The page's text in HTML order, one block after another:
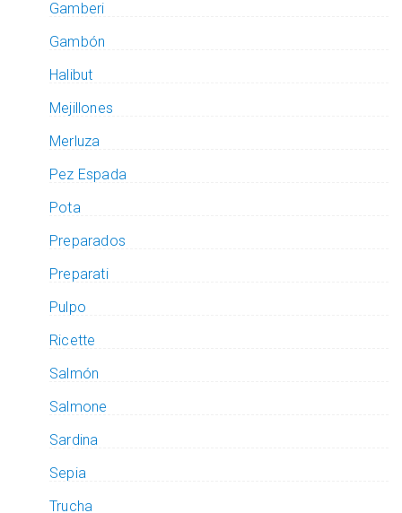
Gamberi
Gambón
Halibut
Mejillones
Merluza
Pez Espada
Pota
Preparados
Preparati
Pulpo
Ricette
Salmón
Salmone
Sardina
Sepia
Trucha